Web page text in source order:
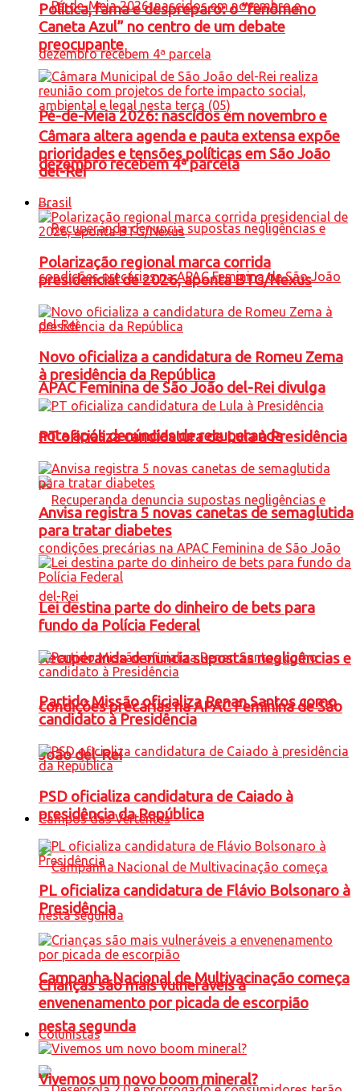
Pé-de-Meia 2026: nascidos em novembro e
dezembro recebem 4ª parcela
APAC Feminina de São João del-Rei divulga
nota após denúncias de recuperanda
Recuperanda denuncia supostas negligências e
condições precárias na APAC Feminina de São
João del-Rei
Campos das Vertentes
Campanha Nacional de Multivacinação começa
nesta segunda
Política, fama e despreparo: o “fenômeno
Caneta Azul” no centro de um debate
preocupante
Câmara altera agenda e pauta extensa expõe
prioridades e tensões políticas em São João
del-Rei
Brasil
Polarização regional marca corrida
presidencial de 2026, aponta BTG/Nexus
Novo oficializa a candidatura de Romeu Zema
à presidência da República
PT oficializa candidatura de Lula à Presidência
Anvisa registra 5 novas canetas de semaglutida
para tratar diabetes
Lei destina parte do dinheiro de bets para
fundo da Polícia Federal
Partido Missão oficializa Renan Santos como
candidato à Presidência
PSD oficializa candidatura de Caiado à
presidência da República
PL oficializa candidatura de Flávio Bolsonaro à
Presidência
Crianças são mais vulneráveis a
envenenamento por picada de escorpião
Colunistas
Vivemos um novo boom mineral?